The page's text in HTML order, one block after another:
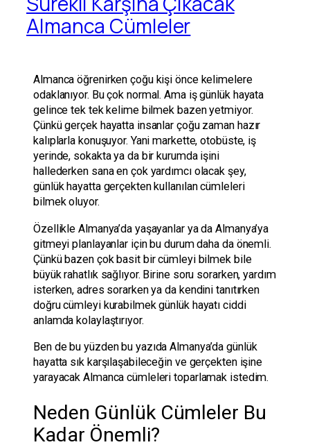
Almanca Cümleler
Almanca öğrenirken çoğu kişi önce kelimelere
odaklanıyor. Bu çok normal. Ama iş günlük hayata
gelince tek tek kelime bilmek bazen yetmiyor.
Çünkü gerçek hayatta insanlar çoğu zaman hazır
kalıplarla konuşuyor. Yani markette, otobüste, iş
yerinde, sokakta ya da bir kurumda işini
hallederken sana en çok yardımcı olacak şey,
günlük hayatta gerçekten kullanılan cümleleri
bilmek oluyor.
Özellikle Almanya’da yaşayanlar ya da Almanya’ya
gitmeyi planlayanlar için bu durum daha da önemli.
Çünkü bazen çok basit bir cümleyi bilmek bile
büyük rahatlık sağlıyor. Birine soru sorarken, yardım
isterken, adres sorarken ya da kendini tanıtırken
doğru cümleyi kurabilmek günlük hayatı ciddi
anlamda kolaylaştırıyor.
Ben de bu yüzden bu yazıda Almanya’da günlük
hayatta sık karşılaşabileceğin ve gerçekten işine
yarayacak Almanca cümleleri toparlamak istedim.
Neden Günlük Cümleler Bu
Kadar Önemli?